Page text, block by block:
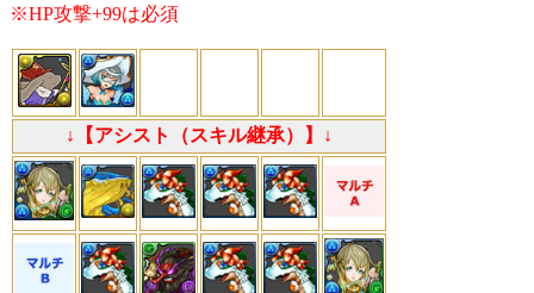
※HP攻撃+99は必須
↓【アシスト（スキル継承）】↓